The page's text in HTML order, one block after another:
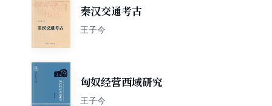
秦汉交通考古
王子今
匈奴经营西域研究
王子今